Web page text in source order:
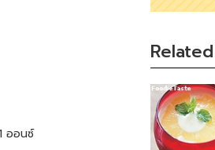
ออนซ์